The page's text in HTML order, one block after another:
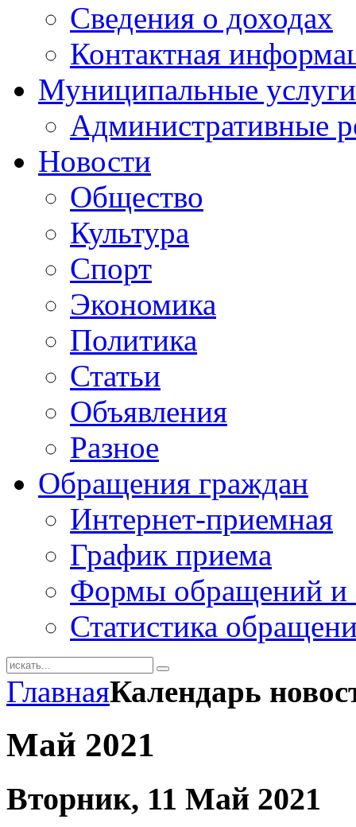
Сведения о доходах
Контактная
Муниципальные услуги
Административные
Новости
Общество
Культура
Спорт
Экономика
Политика
Статьи
Объявления
Разное
Обращения граждан
Интернет-приемная
График приема
Формы обращений и
Статистика
ГлавнаяКалендарь
Май 2021
Вторник, 11 Май 2021